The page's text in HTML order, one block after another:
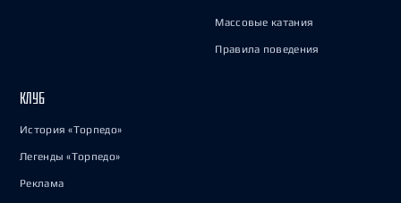
Массовые катания
Правила поведения
КЛУБ
История «Торпедо»
Легенды «Торпедо»
Реклама